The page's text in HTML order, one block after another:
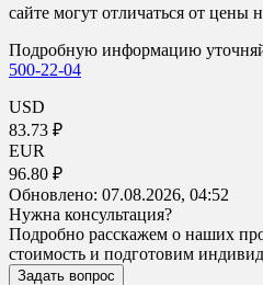
сайте могут отличаться от цены
Подробную информацию
500-22-04
USD
83.73 ₽
EUR
96.80 ₽
Обновлено: 07.08.2026, 04:52
Нужна консультация?
Подробно расскажем о наших
стоимость и подготовим
Задать вопрос